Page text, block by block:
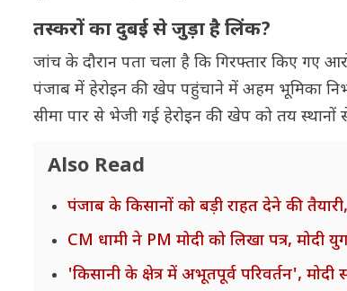
तस्करों का दुबई से जुड़ा है लिंक?
जांच के दौरान पता चला है कि गिरफ्तार किए गए
पंजाब में हेरोइन की खेप पहुंचाने में अहम भूमिका
सीमा पार से भेजी गई हेरोइन की खेप को तय स्थानों
Also Read
पंजाब के किसानों को बड़ी राहत देने की
CM धामी ने PM मोदी को लिखा पत्र, मोदी
'किसानी के क्षेत्र में अभूतपूर्व परिवर्तन',